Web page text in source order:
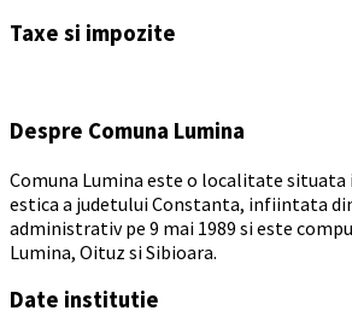
calendar
Taxe si impozite
Despre Comuna Lumina
Comuna Lumina este o localitate
estica a judetului Constanta, infiintata
administrativ pe 9 mai 1989 si este
Lumina, Oituz si Sibioara.
Date institutie